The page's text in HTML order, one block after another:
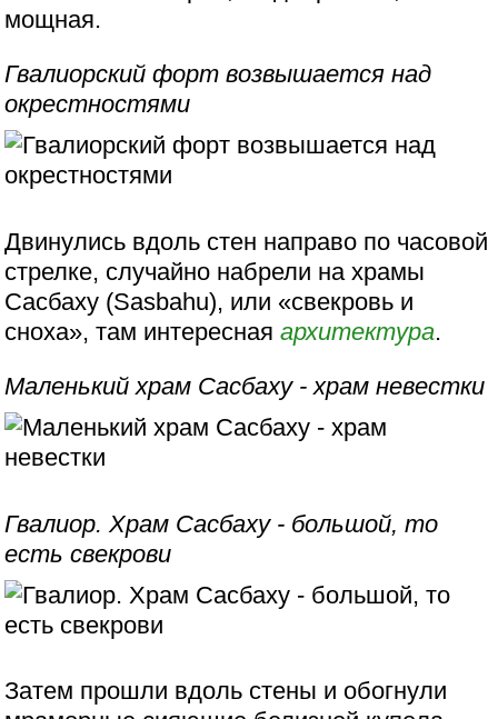
мощная.
Гвалиорский форт возвышается над
окрестностями
Двинулись вдоль стен направо по часовой
стрелке, случайно набрели на храмы
Сасбаху (Sasbahu), или «свекровь и
сноха», там интереснаяархитектура.
Маленький храм Сасбаху - храм невестки
Гвалиор. Храм Сасбаху - большой, то
есть свекрови
Затем прошли вдоль стены и обогнули